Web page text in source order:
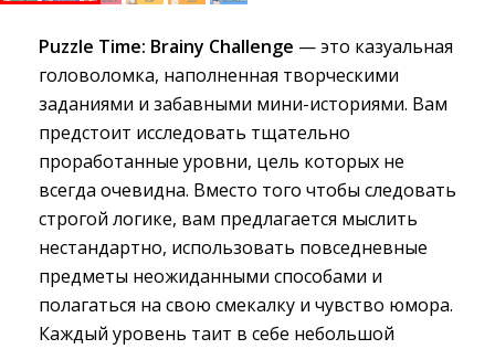
Puzzle Time: Brainy Challenge — это казуальная
головоломка, наполненная творческими
заданиями и забавными мини-историями. Вам
предстоит исследовать тщательно
проработанные уровни, цель которых не
всегда очевидна. Вместо того чтобы следовать
строгой логике, вам предлагается мыслить
нестандартно, использовать повседневные
предметы неожиданными способами и
полагаться на свою смекалку и чувство юмора.
Каждый уровень таит в себе небольшой